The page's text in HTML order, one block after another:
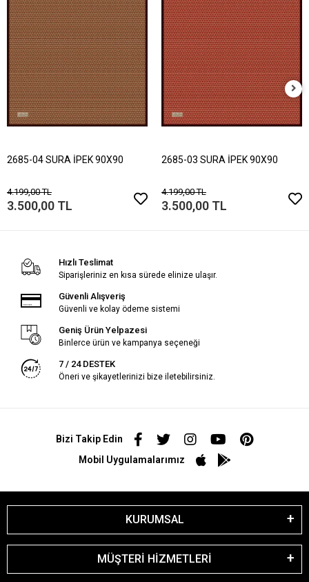
2685-04 SURA İPEK 90X90
4.199,00 TL
3.500,00 TL
2685-03 SURA İPEK 90X90
4.199,00 TL
3.500,00 TL
Hızlı Teslimat
Siparişleriniz en kısa sürede elinize ulaşır.
Güvenli Alışveriş
Güvenli ve kolay ödeme sistemi
Geniş Ürün Yelpazesi
Binlerce ürün ve kampanya seçeneği
7 / 24 DESTEK
Öneri ve şikayetlerinizi bize iletebilirsiniz.
Bizi Takip Edin
Mobil Uygulamalarımız
KURUMSAL
MÜŞTERİ HİZMETLERİ